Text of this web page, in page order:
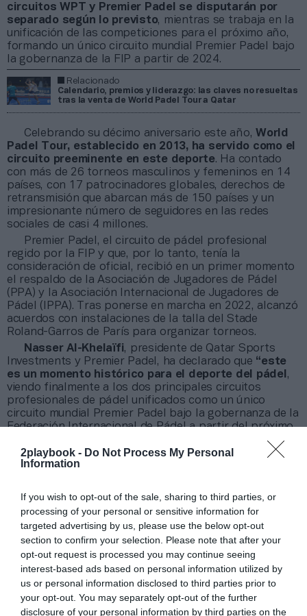
2playbook - Do Not Process My Personal
Information
If you wish to opt-out of the sale, sharing to third parties, or
processing of your personal or sensitive information for
targeted advertising by us, please use the below opt-out
section to confirm your selection. Please note that after your
opt-out request is processed you may continue seeing
interest-based ads based on personal information utilized by
us or personal information disclosed to third parties prior to
your opt-out. You may separately opt-out of the further
disclosure of your personal information by third parties on the
circuitos WPT y Premier Padel se disputarán por
separado según lo previsto, mientras se trabaja en la
unificación de las competiciones para el próximo año,
formando un único circuito mundial Premier Padel bajo
la gobernanza de la FIP a partir de 2024.
Relacionado
Calendario, premios y liderazgo: las claves no resueltas
tras la venta de World Padel Tour a Qatar
Celebrando su décimo aniversario este año, World
Padel Tour, establecido en 2013, ha servido como el
circuito preeminente en este deporte. Ha contado
con más de 26 torneos masculinos y femeninos en 14
países, con 17 patrocinadores globales, derechos de
retransmisión que abarcan más de 150 países y un
impresionante número de seguidores en las redes
sociales de casi 4 millones.
Premier Padel, el circuito de pádel profesional
regido por la FIP y que, por lo tanto, tenía la
consideración de oficial, recibió en un primer momento
el respaldo de la Asociación de Jugadores de Pádel
(PPA) y la Asociación Internacional de Jugadores de
Pádel (IPPA). Tras ponerse en marcha en 2022, alcanzó
acuerdos con instalaciones de la talla del Stade
Roland-Garros de París para organizar torneos.
Nasser Al-Khelaïfi, presidente de Qatar Sports
Investments y Premier Padel, ha declarado que “este
es un momento histórico para el deporte del pádel ,
viendo finalmente a los dos principales circuitos
profesionales de pádel unificados como un único
circuito mundial Premier Padel bajo la gobernanza de la
Federación Internacional de Pádel a partir del próximo
año”. De este modo, QSI diversifica sus inversiones en
el mundo del deporte, donde también es dueño del
París Saint-Germain (PSG) y accionista minoritario del
Demetrio Carceller Arce, presidente ejecutivo de
Damm, ha declarado que “el World Padel Tour inicia
ahora una nueva etapa liderada por QSI
, que
contribuirá a acelerar el crecimiento internacional del
circuito”. Carceller Arce ha añadido que
“para Damm es
un orgullo haber contribuido al desarrollo del pádel
profesional, haciendo de World Padel Tour un
referente mundial, con más de 4 millones de
seguidores. Esto ha contribuido a que el pádel se haya
convertido en el deporte de mayor crecimiento mundial